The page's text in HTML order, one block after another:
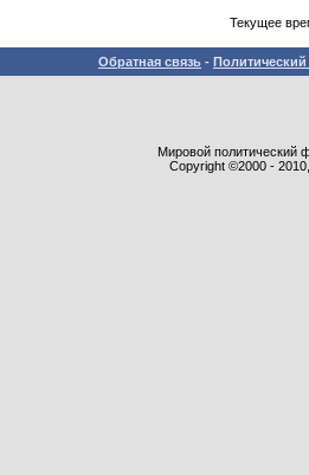
Текущее
Обратная связь -
Мировой политический
Copyright ©2000 -